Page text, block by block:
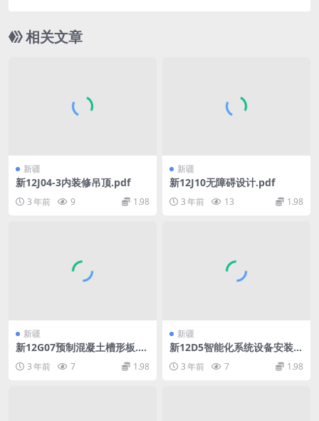
相关文章
新疆
新12J04-3内装修吊顶.pdf
3 年前 9 1.98
新疆
新12J10无障碍设计.pdf
3 年前 13 1.98
新疆
新12G07预制混凝土槽形板.p
3 年前 7 1.98
新疆
新12D5智能化系统设备安装.p
3 年前 7 1.98